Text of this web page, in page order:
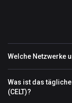
Welche Netzwerke
Was ist das
(CELT)?